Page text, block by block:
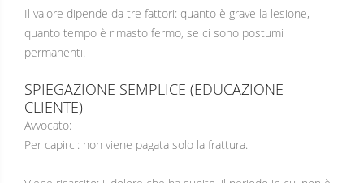
Il valore dipende da tre fattori: quanto è grave la lesione,
quanto tempo è rimasto fermo, se ci sono postumi
permanenti.
SPIEGAZIONE SEMPLICE (EDUCAZIONE
CLIENTE)
Avvocato:
Per capirci: non viene pagata solo la frattura.